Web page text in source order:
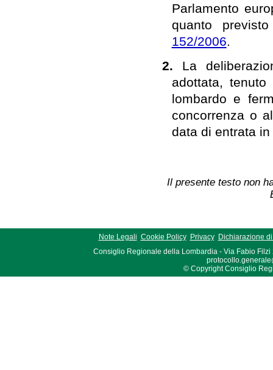
Parlamento
quanto
152/2006.
2. La
adottata,
lombardo e
concorrenza o
data di entrata
Il presente testo non
Note Legali Cookie Policy Privacy
Dichiarazione
Consiglio Regionale della Lombardia - Via Fabio Filzi
© Copyright Consiglio